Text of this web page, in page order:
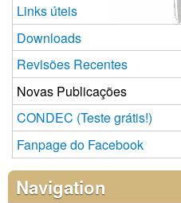
Links úteis
Downloads
Revisões Recentes
Novas Publicações
CONDEC (Teste grátis!)
Fanpage do Facebook
Navigation